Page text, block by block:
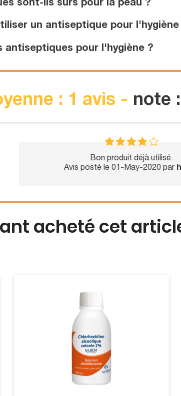
sont-ils sûrs pour la peau ?
un antiseptique pour l'hygiène
antiseptiques pour l'hygiène ?
: 1 avis - note
Bon produit déjà utilisé.
Avis posté le 01-May-2020 par
acheté cet